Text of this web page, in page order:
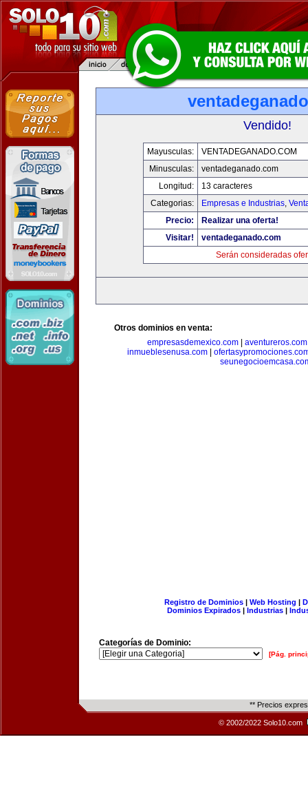
Vendido!
Mayusculas:
VENTADEGANADO.COM
Minusculas:
ventadeganado.com
Longitud:
13 caracteres
Categorias:
Empresas e Industrias,
Precio:
Realizar una oferta!
Visitar!
ventadeganado.com
Serán consideradas
Otros dominios en venta:
empresasdemexico.com| aventureros.com
inmueblesenusa.com|
Registro de Dominios| Web Hosting |
Dominios Expirados | Industrias |
Categorías de Dominio:
[Pág.
** Precios
© 2002/2022 Solo10.com